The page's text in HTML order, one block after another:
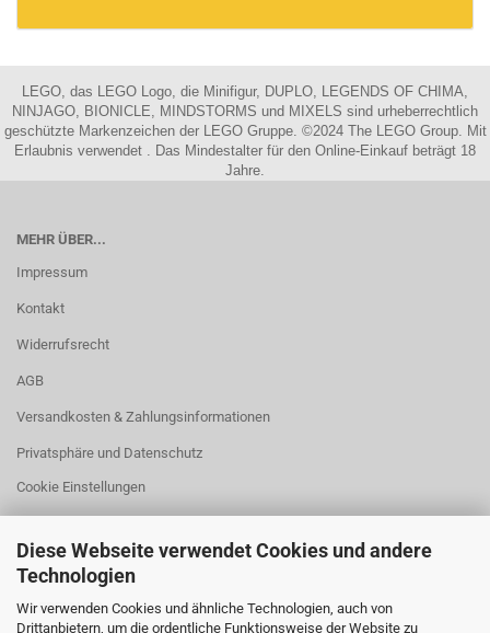
Diese Webseite verwendet Cookies und andere
Technologien
Wir verwenden Cookies und ähnliche Technologien, auch von
Drittanbietern, um die ordentliche Funktionsweise der Website zu
LEGO, das LEGO Logo, die Minifigur, DUPLO, LEGENDS OF CHIMA,
NINJAGO, BIONICLE, MINDSTORMS und MIXELS sind urheberrechtlich
geschützte Markenzeichen der LEGO Gruppe. ©2024 The LEGO Group. Mit
Erlaubnis verwendet . Das Mindestalter für den Online-Einkauf beträgt 18
Jahre.
MEHR ÜBER...
Impressum
Kontakt
Widerrufsrecht
AGB
Versandkosten & Zahlungsinformationen
Privatsphäre und Datenschutz
Cookie Einstellungen
HILFREICHES